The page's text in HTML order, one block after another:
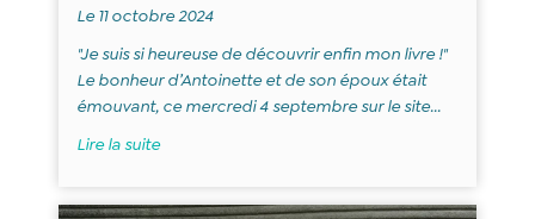
Le 11 octobre 2024
"Je suis si heureuse de découvrir enfin mon livre !"
Le bonheur d’Antoinette et de son époux était
émouvant, ce mercredi 4 septembre sur le site...
Lire la suite